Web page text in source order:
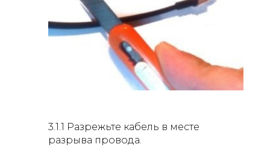
3.1.1 Разрежьте кабель в месте
разрыва провода.